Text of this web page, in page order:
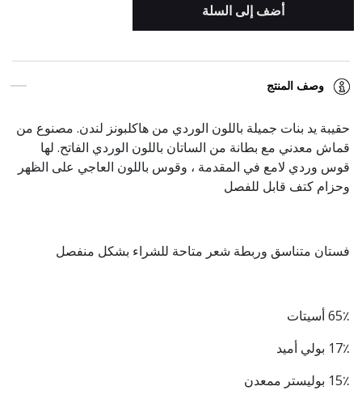
أضف إلى السلة
وصف المنتج
حقيبة يد بنات جميلة باللون الوردي من هاكلبونز لندن. مصنوع من
قماش معدني مع بطانة من الساتان باللون الوردي الفاتح. لها
قوس وردي لامع في المقدمة ، وقوس باللون العاجي على الظهر
وحزام كتف قابل للفصل
فستان متناسق وربطة شعر متاحة للشراء بشكل منفصل
65٪ أسيتات
17٪ بولي أميد
15٪ بوليستر ممعدن